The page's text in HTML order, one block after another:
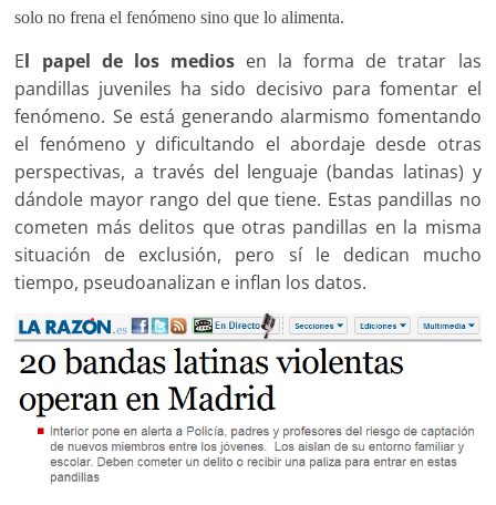
solo no frena el fenómeno sino que lo alimenta.
El papel de los mediosen la forma de tratar las
pandillas juveniles ha sido decisivo para fomentar el
fenómeno. Se está generando alarmismo fomentando
el fenómeno y dificultando el abordaje desde otras
perspectivas, a través del lenguaje (bandas latinas) y
dándole mayor rango del que tiene. Estas pandillas no
cometen más delitos que otras pandillas en la misma
situación de exclusión, pero sí le dedican mucho
tiempo, pseudoanalizan e inflan los datos.